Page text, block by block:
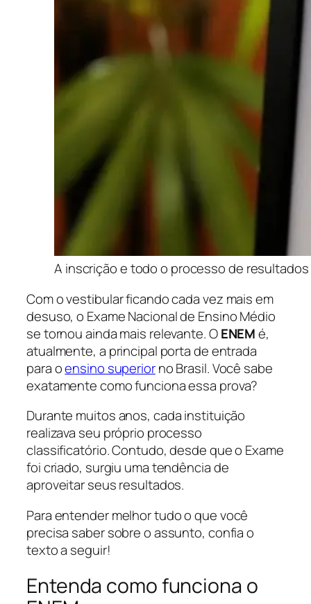
A inscrição e todo o processo de resultados
Com o vestibular ficando cada vez mais em
desuso, o Exame Nacional de Ensino Médio
se tornou ainda mais relevante. OENEMé,
atualmente, a principal porta de entrada
para oensino superiorno Brasil. Você sabe
exatamente como funciona essa prova?
Durante muitos anos, cada instituição
realizava seu próprio processo
classificatório. Contudo, desde que o Exame
foi criado, surgiu uma tendência de
aproveitar seus resultados.
Para entender melhor tudo o que você
precisa saber sobre o assunto, confia o
texto a seguir!
Entenda como funciona o